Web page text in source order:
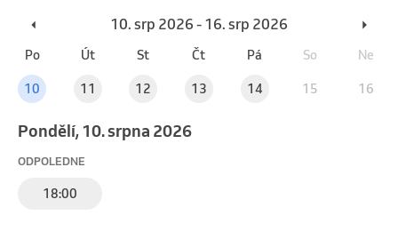
10. srp 2026 - 16. srp 2026
Po Út St Čt Pá So Ne
10 11 12 13 14 15 16
pondělí, 10. srpna 2026
ODPOLEDNE
18:00